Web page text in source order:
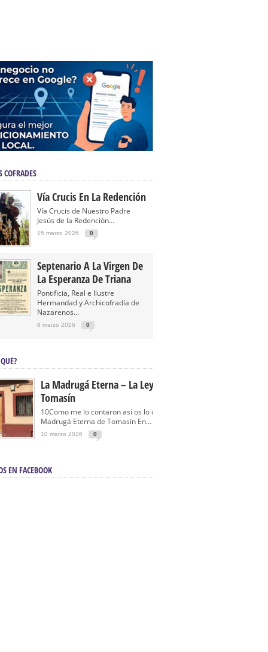
COFRADES
Vía Crucis En La Redención
Vía Crucis de Nuestro Padre
Jesús de la Redención...
15 marzo 2026 0
Septenario A La Virgen De
La Esperanza De Triana
Pontificia, Real e Ilustre
Hermandad y Archicofradía de
Nazarenos...
8 marzo 2026 0
La Madrugá Eterna – La Leyenda De
Tomasín
10Como me lo contaron así os lo cuento… La
Madrugá Eterna de Tomasín En...
10 marzo 2026 0
EN FACEBOOK